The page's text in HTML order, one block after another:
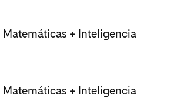
Matemáticas + Inteligencia
Matemáticas + Inteligencia